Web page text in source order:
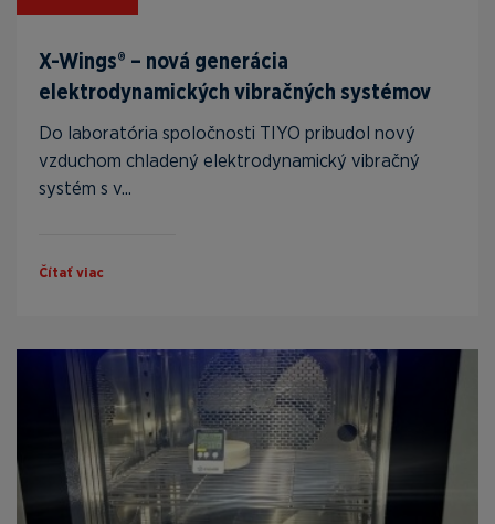
X-Wings® – nová generácia
elektrodynamických vibračných systémov
Do laboratória spoločnosti TIYO pribudol nový
vzduchom chladený elektrodynamický vibračný
systém s v...
Čítať viac